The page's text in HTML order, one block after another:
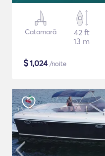
Catamarã
42 ft
13 m
$1,024/noite